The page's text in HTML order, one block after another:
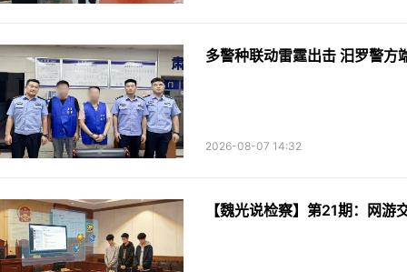
多警种联动雷霆出击 汨罗警方
2026-08-07 14:32
【魏光说检察】第21期：网